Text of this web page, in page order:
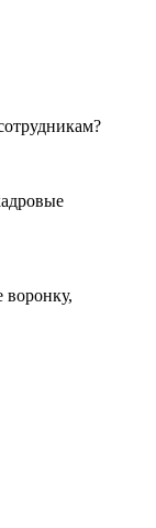
воронку,